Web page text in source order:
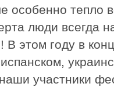
особенно тепло
люди всегда
этом году в
участники